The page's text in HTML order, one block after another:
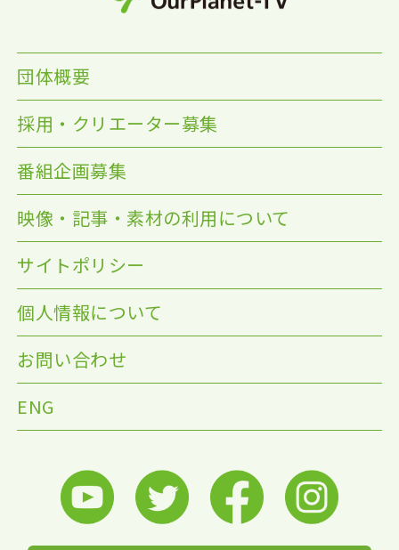
団体概要
採用・クリエーター募集
番組企画募集
映像・記事・素材の利用について
サイトポリシー
個人情報について
お問い合わせ
ENG